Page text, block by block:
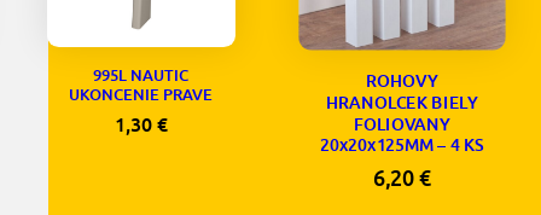
995L NAUTIC
UKONCENIE PRAVE
1,30 €
ROHOVY
HRANOLCEK BIELY
FOLIOVANY
20x20x125MM – 4 KS
6,20€